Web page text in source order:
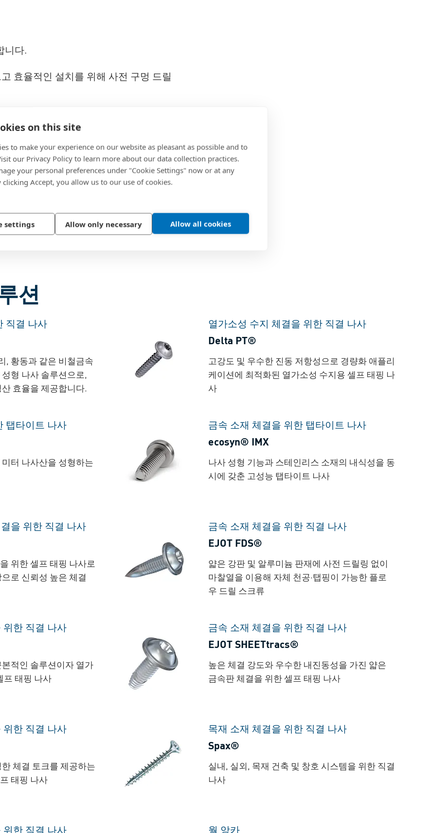
on this site
to make your experience on our website as pleasant as possible and to
our Privacy Policy to learn more about our data collection practices.
your personal preferences under "Cookie Settings" now or at any
clicking Accept, you allow us to our use of cookies.
settings Allow only necessary Allow all cookies
니다.
효율적인 설치를 위해 사전 구멍 드릴
재료에 나사산을 만들지만 조립 토크
- 높은 체결 하중(clamp load)과 풀림방
- 안전성 향상 및 부품 감소를 위해 일
신속하고 안전하며 내구성있게 개선
을 소개합니다.
션
직결 나사
, 황동과 같은 비철금속
형 나사 솔루션으로,
효율을 제공합니다.
열가소성 수지 체결을 위한 직결 나사
Delta PT®
고강도 및 우수한 진동 저항성으로 경량화 애플리
케이션에 최적화된 열가소성 수지용 셀프 태핑 나
사
탭타이트 나사
터 나사산을 성형하는
금속 소재 체결을 위한 탭타이트 나사
ecosyn® IMX
나사 성형 기능과 스테인리스 소재의 내식성을 동
시에 갖춘 고성능 탭타이트 나사
을 위한 직결 나사
위한 셀프 태핑 나사로
로 신뢰성 높은 체결
금속 소재 체결을 위한 직결 나사
EJOT FDS®
얇은 강판 및 알루미늄 판재에 사전 드릴링 없이
마찰열을 이용해 자체 천공·탭핑이 가능한 플로
우 드릴 스크류
한 직결 나사
적인 솔루션이자 열가
프 태핑 나사
금속 소재 체결을 위한 직결 나사
EJOT SHEETtracs®
높은 체결 강도와 우수한 내진동성을 가진 얇은
금속판 체결을 위한 셀프 태핑 나사
한 직결 나사
체결 토크를 제공하는
태핑 나사
목재 소재 체결을 위한 직결 나사
Spax®
실내, 실외, 목재 건축 및 창호 시스템을 위한 직결
나사
한 직결 나사 월 앙카